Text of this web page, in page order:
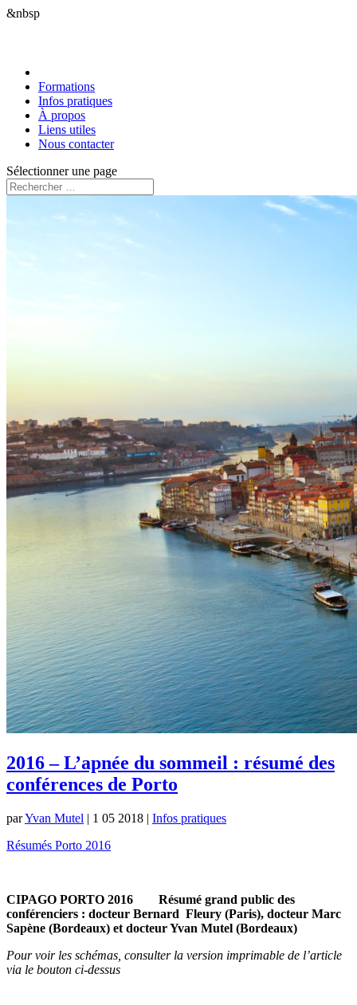
&nbsp
Formations
Infos pratiques
À propos
Liens utiles
Nous contacter
Sélectionner une page
2016 – L’apnée du sommeil : résumé des
conférences de Porto
parYvan Mutel | 1 05 2018 | Infos pratiques
Résumés Porto 2016
CIPAGO PORTO 2016 Résumé grand public des
conférenciers : docteur Bernard Fleury (Paris), docteur Marc
Sapène (Bordeaux) et docteurYvan Mutel (Bordeaux)
Pour voir les schémas, consulter la version imprimable de l’article
via le bouton ci-dessus